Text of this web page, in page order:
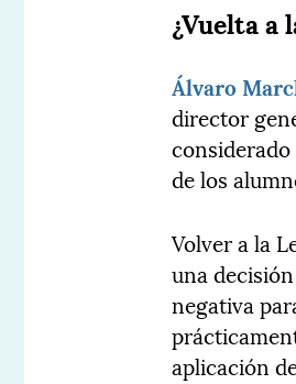
¿Vuelta a
Álvaro
director
de los
Volver a la
una
negativa
aplicación